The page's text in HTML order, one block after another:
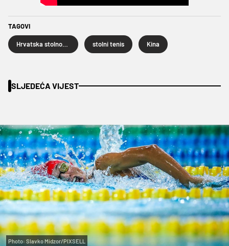
TAGOVI
stolni tenis Kina
SLJEDEĆA VIJEST
Photo: Slavko Midzor/PIXSELL